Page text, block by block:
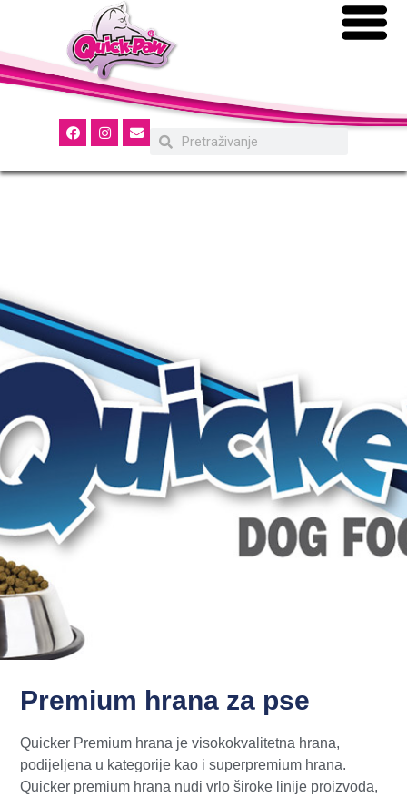
Premium hrana za pse
Quicker Premium hrana je visokokvalitetna hrana,
podijeljena u kategorije kao i superpremium hrana.
Quicker premium hrana nudi vrlo široke linije proizvoda,